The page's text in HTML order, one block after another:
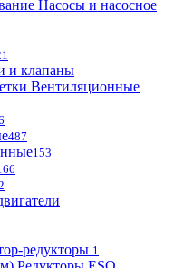
Насосы и насосное
и клапаны
Вентиляционные
487
153
редукторы 1